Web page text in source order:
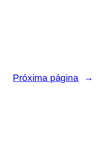
Próxima página →